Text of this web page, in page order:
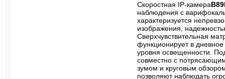
Скоростная IP-камера
наблюдения с
характеризуется
изображения,
Сверхчувствительная
функционирует в
уровня освещенности.
совместно с
зумом и круговым
позволяют наблюдать